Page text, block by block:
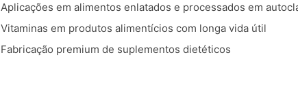
Aplicações em alimentos enlatados e processados em
Vitaminas em produtos alimentícios com longa vida útil
Fabricação premium de suplementos dietéticos